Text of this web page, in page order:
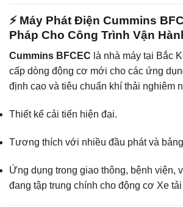
⚡ Máy Phát Điện Cummins
Pháp Cho Công Trình Vận
Cummins BFCEC là nhà máy tại Bắc
cấp dòng động cơ mới cho các ứng
định cao và tiêu chuẩn khí thải nghiêm
Thiết kế cải tiến hiện đại.
Tương thích với nhiều đầu phát và
Ứng dụng trong giao thông, bệnh viện,
đang tập trung chính cho động cơ Xe